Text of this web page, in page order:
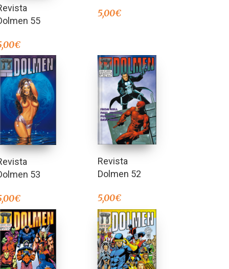
55
€
5,00€
53
€
Revista
Dolmen 52
5,00€